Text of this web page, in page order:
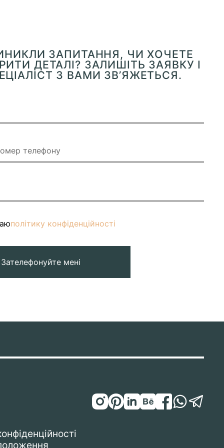
ЗАПИТАННЯ, ЧИ ХОЧЕТЕ
ДЕТАЛІ? ЗАЛИШІТЬ ЗАЯВКУ І
З ВАМИ ЗВ’ЯЖЕТЬСЯ.
політику конфіденційності
Зателефонуйте мені